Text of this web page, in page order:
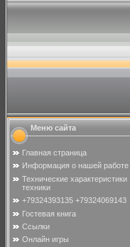
Меню сайта
Главная страница
Информация о нашей работе
Технические характеристики
техники
+79324393135 +79324069143
Гостевая книга
Ссылки
Онлайн игры